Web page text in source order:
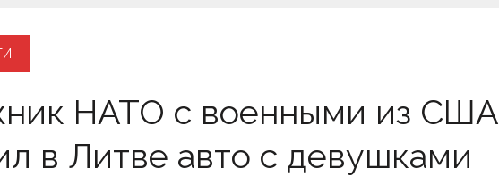
МОГАМИ. ЧТО ДЕЛАТЬ?
ОТКУДА ВСУ ЗАПУСКАЛИ БЕСПИЛОТНИКИ В ЛЕНОБЛАСТЬ НАКАНУНЕ ОТКРЫТИЯ ПМЭФ.
ПРОТЕСТЫ ПРОТИВ СЕКРЕТНОГО КАРАНТИННОГО ЦЕНТРА США.
НУЖНО $80 МЛРД ДЛЯ ПОКРЫТИЯ РАСХОДОВ НА КОНФЛИКТ С ИРАНОМ
НАТО с военными из США
в Литве авто с девушками